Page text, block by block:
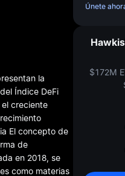
la
Índice DeFi
creciente
El concepto de
de
en 2018, se
como materias
Únete
$172M